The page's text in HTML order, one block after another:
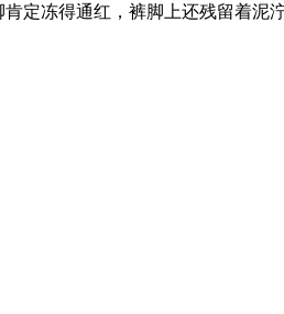
定冻得通红，裤脚上还残留着泥